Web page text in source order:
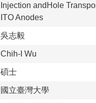
Injection andHole
ITO Anodes
吳志毅
Chih-I Wu
碩士
國立臺灣大學